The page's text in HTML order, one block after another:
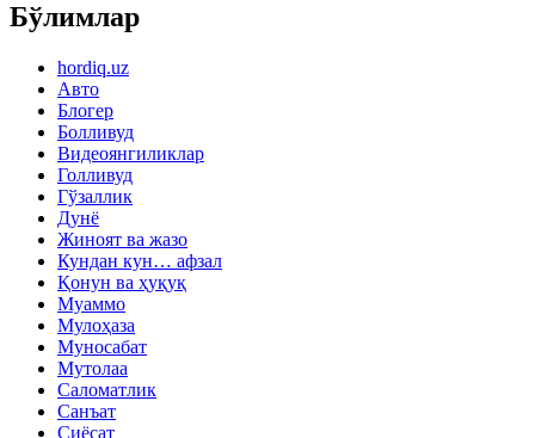
Бўлимлар
hordiq.uz
Авто
Блогер
Болливуд
Видеоянгиликлар
Голливуд
Гўзаллик
Дунё
Жиноят ва жазо
Кундан кун… афзал
Қонун ва ҳуқуқ
Муаммо
Мулоҳаза
Муносабат
Мутолаа
Саломатлик
Санъат
Сиёсат